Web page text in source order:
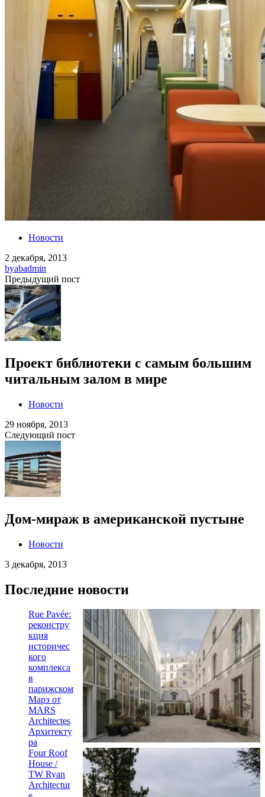
Новости
2 декабря, 2013
byabadmin
Предыдущий пост
Проект библиотеки с самым большим
читальным залом в мире
Новости
29 ноября, 2013
Следующий пост
Дом-мираж в американской пустыне
Новости
3 декабря, 2013
Последние новости
Rue Pavée:
реконстру
кция
историчес
кого
комплекса
в
парижском
Марэ от
MARS
Architectes
Архитекту
ра
Four Roof
House /
TW Ryan
Architectur